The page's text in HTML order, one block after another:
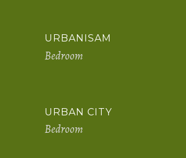
URBANISAM
Bedroom
URBAN CITY
Bedroom